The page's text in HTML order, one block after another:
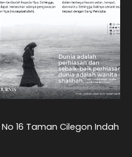
No 16 Taman Cilegon Indah